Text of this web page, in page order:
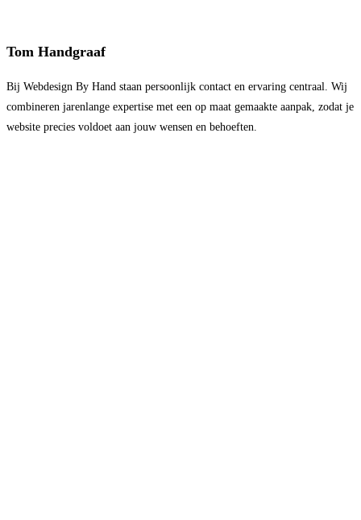
Tom Handgraaf
Bij Webdesign By Hand staan persoonlijk contact en ervaring centraal. Wij
combineren jarenlange expertise met een op maat gemaakte aanpak, zodat je
website precies voldoet aan jouw wensen en behoeften.